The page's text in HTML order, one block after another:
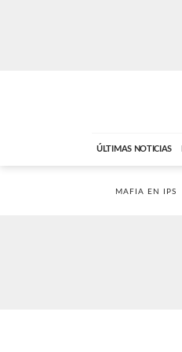
ÚLTIMAS NOTICIAS
MAFIA EN IPS